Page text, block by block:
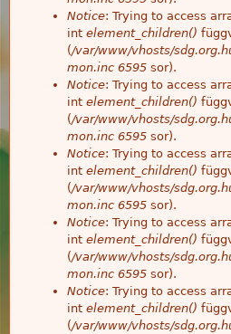
Notice: Trying to access
int element_children()
(/var/www/vhosts/
mon.inc 6595 sor).
Notice: Trying to access
int element_children()
(/var/www/vhosts/
mon.inc 6595 sor).
Notice: Trying to access
int element_children()
(/var/www/vhosts/
mon.inc 6595 sor).
Notice: Trying to access
int element_children()
(/var/www/vhosts/
mon.inc 6595 sor).
Notice: Trying to access
int element_children()
(/var/www/vhosts/